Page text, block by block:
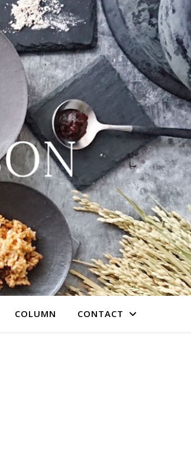
COLUMN CONTACT